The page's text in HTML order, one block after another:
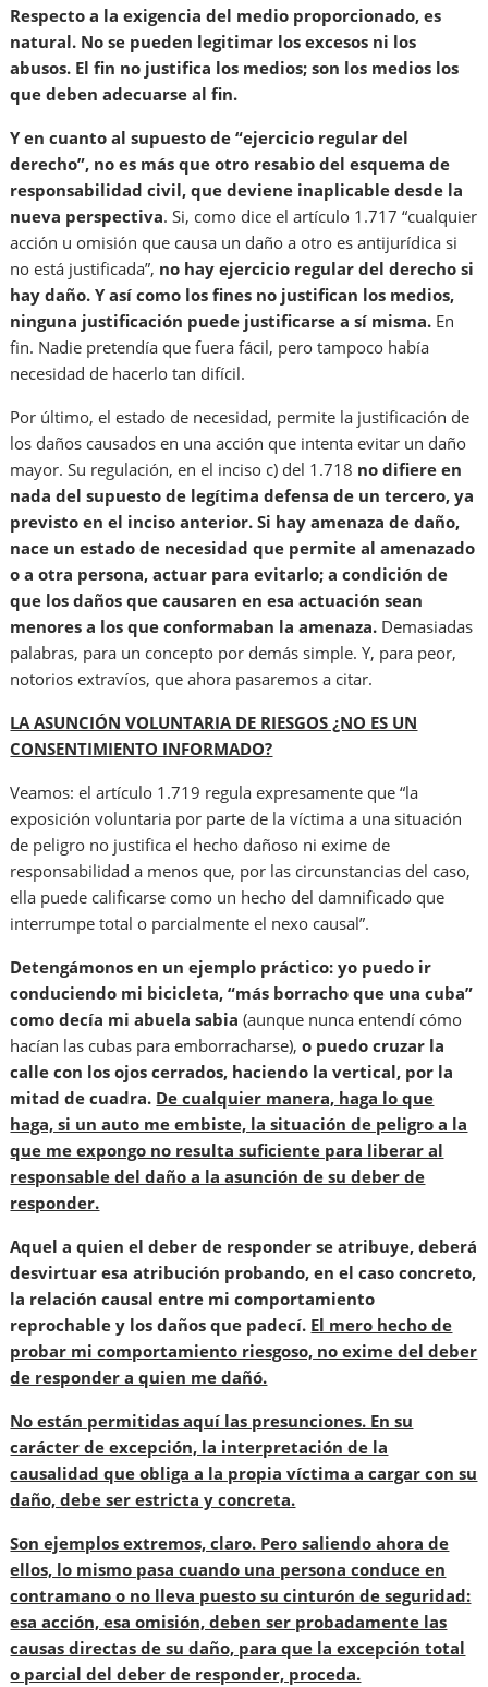
Respecto a la exigencia del medio proporcionado, es
natural. No se pueden legitimar los excesos ni los
abusos. El fin no justifica los medios; son los medios los
que deben adecuarse al fin.
Y en cuanto al supuesto de “ejercicio regular del
derecho”, no es más que otro resabio del esquema de
responsabilidad civil, que deviene inaplicable desde la
nueva perspectiva. Si, como dice el artículo 1.717 “cualquier
acción u omisión que causa un daño a otro es antijurídica si
no está justificada”, no hay ejercicio regular del derecho si
hay daño. Y así como los fines no justifican los medios,
ninguna justificación puede justificarse a sí misma. En
fin. Nadie pretendía que fuera fácil, pero tampoco había
necesidad de hacerlo tan difícil.
Por último, el estado de necesidad, permite la justificación de
los daños causados en una acción que intenta evitar un daño
mayor. Su regulación, en el inciso c) del 1.718 no difiere en
nada del supuesto de legítima defensa de un tercero, ya
previsto en el inciso anterior. Si hay amenaza de daño,
nace un estado de necesidad que permite al amenazado
o a otra persona, actuar para evitarlo; a condición de
que los daños que causaren en esa actuación sean
menores a los que conformaban la amenaza. Demasiadas
palabras, para un concepto por demás simple. Y, para peor,
notorios extravíos, que ahora pasaremos a citar.
LA ASUNCIÓN VOLUNTARIA DE RIESGOS ¿NO ES UN
CONSENTIMIENTO INFORMADO?
Veamos: el artículo 1.719 regula expresamente que “la
exposición voluntaria por parte de la víctima a una situación
de peligro no justifica el hecho dañoso ni exime de
responsabilidad a menos que, por las circunstancias del caso,
ella puede calificarse como un hecho del damnificado que
interrumpe total o parcialmente el nexo causal”.
Detengámonos en un ejemplo práctico: yo puedo ir
conduciendo mi bicicleta, “más borracho que una cuba”
como decía mi abuela sabia(aunque nunca entendí cómo
hacían las cubas para emborracharse),o puedo cruzar la
calle con los ojos cerrados, haciendo la vertical, por la
mitad de cuadra. De cualquier manera, haga lo que
haga, si un auto me embiste, la situación de peligro a la
que me expongo no resulta suficiente para liberar al
responsable del daño a la asunción de su deber de
responder.
Aquel a quien el deber de responder se atribuye, deberá
desvirtuar esa atribución probando, en el caso concreto,
la relación causal entre mi comportamiento
reprochable y los daños que padecí. El mero hecho de
probar mi comportamiento riesgoso, no exime del deber
de responder a quien me dañó.
No están permitidas aquí las presunciones. En su
carácter de excepción, la interpretación de la
causalidad que obliga a la propia víctima a cargar con su
daño, debe ser estricta y concreta.
Son ejemplos extremos, claro. Pero saliendo ahora de
ellos, lo mismo pasa cuando una persona conduce en
contramano o no lleva puesto su cinturón de seguridad:
esa acción, esa omisión, deben ser probadamente las
causas directas de su daño, para que la excepción total
o parcial del deber de responder, proceda.